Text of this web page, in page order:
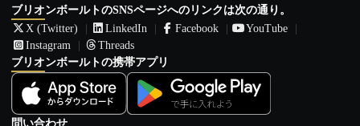
ブリオンボールトのSNSページへのリンクは次の通り。
X (Twitter)
LinkedIn Facebook
YouTube
Instagram
Threads
ブリオンボールトの携帯アプリ
問い合わせ